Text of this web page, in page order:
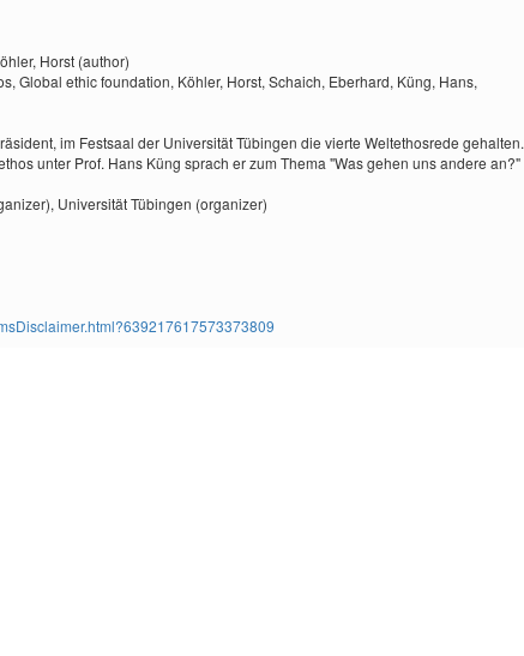
Horst (author)
Global ethic foundation, Köhler, Horst, Schaich, Eberhard, Küng, Hans,
im Festsaal der Universität Tübingen die vierte Weltethosrede gehalten.
unter Prof. Hans Küng sprach er zum Thema "Was gehen uns andere an?"
Universität Tübingen (organizer)